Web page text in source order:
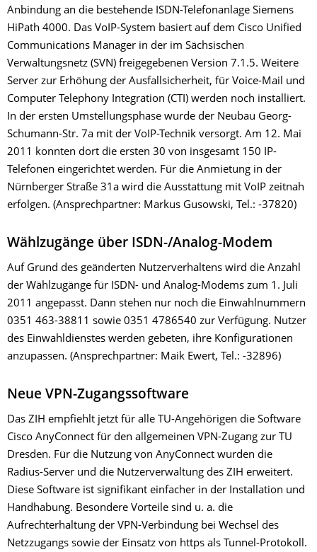
Anbindung an die bestehende ISDN-Telefonanlage Siemens
HiPath 4000. Das VoIP-System basiert auf dem Cisco Unified
Communications Manager in der im Sächsischen
Verwaltungsnetz (SVN) freigegebenen Version 7.1.5. Weitere
Server zur Erhöhung der Ausfallsicherheit, für Voice-Mail und
Computer Telephony Integration (CTI) werden noch installiert.
In der ersten Umstellungsphase wurde der Neubau Georg-
Schumann-Str. 7a mit der VoIP-Technik versorgt. Am 12. Mai
2011 konnten dort die ersten 30 von insgesamt 150 IP-
Telefonen eingerichtet werden. Für die Anmietung in der
Nürnberger Straße 31a wird die Ausstattung mit VoIP zeitnah
erfolgen. (Ansprechpartner: Markus Gusowski, Tel.: -37820)
Wählzugänge über ISDN-/Analog-Modem
Auf Grund des geänderten Nutzerverhaltens wird die Anzahl
der Wählzugänge für ISDN- und Analog-Modems zum 1. Juli
2011 angepasst. Dann stehen nur noch die Einwahlnummern
0351 463-38811 sowie 0351 4786540 zur Verfügung. Nutzer
des Einwahldienstes werden gebeten, ihre Konfigurationen
anzupassen. (Ansprechpartner: Maik Ewert, Tel.: -32896)
Neue VPN-Zugangssoftware
Das ZIH empfiehlt jetzt für alle TU-Angehörigen die Software
Cisco AnyConnect für den allgemeinen VPN-Zugang zur TU
Dresden. Für die Nutzung von AnyConnect wurden die
Radius-Server und die Nutzerverwaltung des ZIH erweitert.
Diese Software ist signifikant einfacher in der Installation und
Handhabung. Besondere Vorteile sind u. a. die
Aufrechterhaltung der VPN-Verbindung bei Wechsel des
Netzzugangs sowie der Einsatz von https als Tunnel-Protokoll.